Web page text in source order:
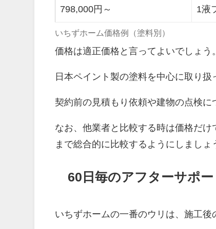
798,000円～ 1液
いちずホーム価格例（塗料別）
価格は適正価格と言ってよいでしょう
日本ペイント製の塗料を中心に取り扱
契約前の見積もり依頼や建物の点検に
なお、他業者と比較する時は価格だ
まで総合的に比較するようにしましょ
60日毎のアフターサポ
いちずホームの一番のウリは、施工後